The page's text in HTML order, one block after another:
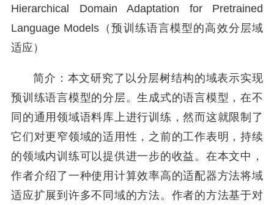
Hierarchical Domain Adaptation for Pretrained
Language Models（预训练语言模型的高效分层域
适应）
简介：本文研究了以分层树结构的域表示实现
预训练语言模型的分层。生成式的语言模型，在不
同的通用领域语料库上进行训练，然而这就限制了
它们对更窄领域的适用性，之前的工作表明，持续
的领域内训练可以提供进一步的收益。在本文中，
作者介绍了一种使用计算效率高的适配器方法将域
适应扩展到许多不同域的方法。作者的方法基于对